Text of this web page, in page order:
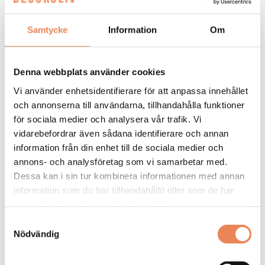
Samtycke Information Om
Denna webbplats använder cookies
Vi använder enhetsidentifierare för att anpassa innehållet
och annonserna till användarna, tillhandahålla funktioner
för sociala medier och analysera vår trafik. Vi
vidarebefordrar även sådana identifierare och annan
information från din enhet till de sociala medier och
annons- och analysföretag som vi samarbetar med.
Dessa kan i sin tur kombinera informationen med annan
information som du har tillhandahållit eller som de har
Nödvändig
– Vi rekommenderar alltid kunderna att använda
alla tre verktygen för att få det bästa urvalet, säger
Efter en grundlig och kompetensbaserad
ansöknings- och urvalsprocess med intervjuer och
tester presenterade Growisit tre kandidater för
Stockholm Meeting Selection och tillsammans kom
de fram till den slutgiltiga kandidaten för tjänsten.
– Det var tre väldigt starka kandidater som Growisit
fått fram och valet var inte enkelt. Alla hade
passande tidigare erfarenheter, men vi var tvungna
att välja en av dem och det känns väldigt bra, säger
Vanja Vilbern.
Nyligen har Stockholm Meeting Selection och
Growisit avslutat ytterligare en rekrytering och
Vanja är övertygad om att samarbetet kommer